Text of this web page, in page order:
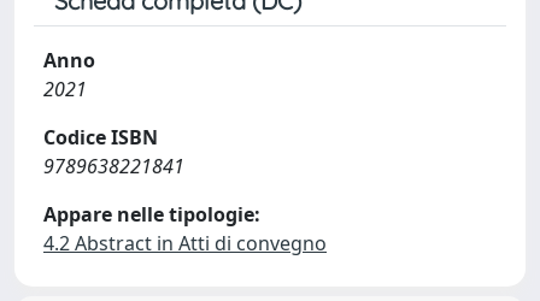
Anno
2021
Codice ISBN
9789638221841
Appare nelle tipologie:
4.2 Abstract in Atti di convegno